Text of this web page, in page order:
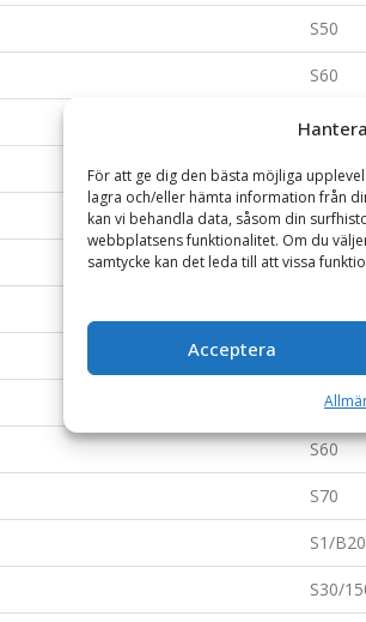
För att ge dig den bästa möjliga
lagra och/eller hämta information från
kan vi behandla data, såsom din
webbplatsens funktionalitet. Om du
samtycke kan det leda till att vissa
Acceptera
S50
S60
S70
S1/B20
S30/
S30/
S50
S60
S70
S1/B20
S30/